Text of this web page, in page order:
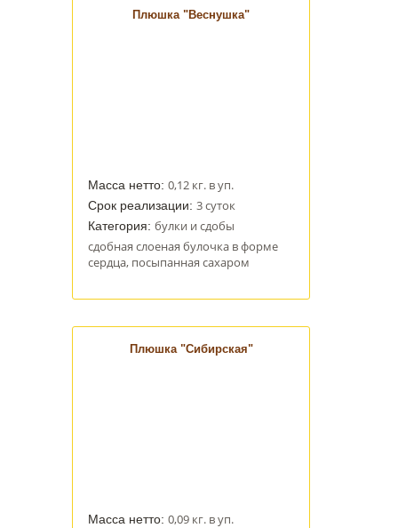
Плюшка "Веснушка"
Масса нетто: 0,12 кг. в уп.
Срок реализации: 3 суток
Категория: булки и сдобы
сдобная слоеная булочка в форме
сердца, посыпанная сахаром
Плюшка "Сибирская"
Масса нетто: 0,09 кг. в уп.